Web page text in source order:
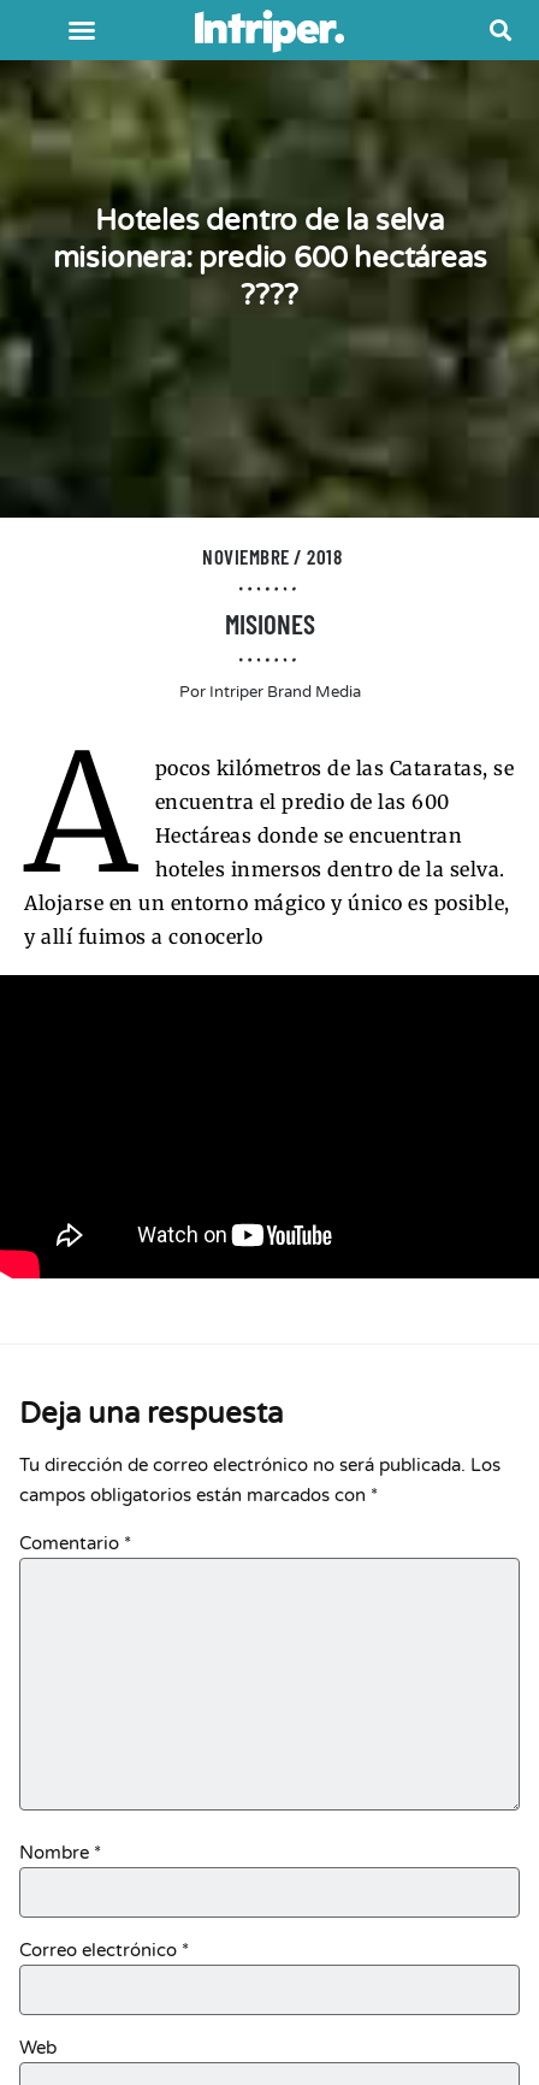
Hoteles dentro de la selva
misionera: predio 600 hectáreas
????
NOVIEMBRE / 2018
MISIONES
PorIntriper Brand Media
A
pocos kilómetros de las Cataratas, se
encuentra el predio de las 600
Hectáreas donde se encuentran
hoteles inmersos dentro de la selva.
Alojarse en un entorno mágico y único es posible,
y allí fuimos a conocerlo
Deja una respuesta
Tu dirección de correo electrónico no será publicada. Los
campos obligatorios están marcados con *
Comentario *
Nombre *
Correo electrónico *
Web